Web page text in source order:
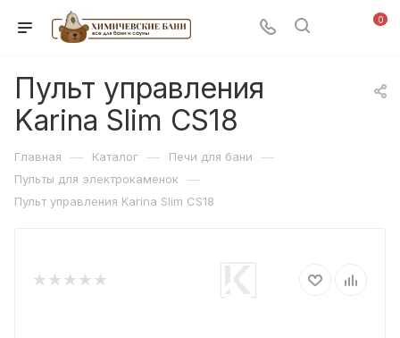
0
Пульт управления
Karina Slim CS18
Главная — Каталог — Печи для бани —
Пульты для электрокаменок —
Пульт управления Karina Slim CS18